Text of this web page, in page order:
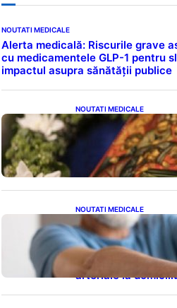
NOUTATI MEDICALE
Alerta medicală: Riscurile grave
cu medicamentele GLP-1 pentru
impactul asupra sănătății publice
NOUTATI MEDICALE
Postul Adormirii
Domnului: Tradiții,
Superstiții și
Spiritualitate în
NOUTATI MEDICALE
Îmbunătățirea
cardiovasculare:
exerciții simple
reducerea tensiunii
arteriale la